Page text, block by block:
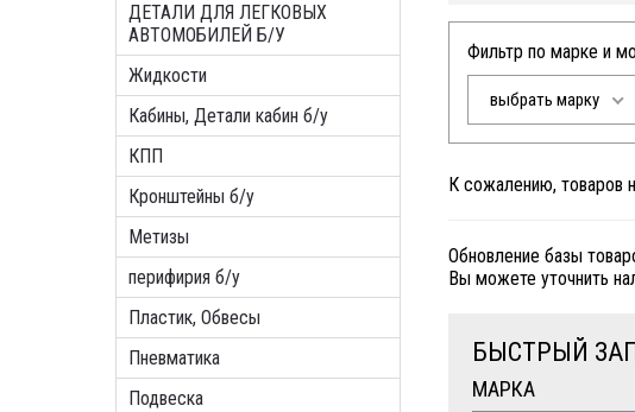
ДЕТАЛИ ДЛЯ ЛЕГКОВЫХ
АВТОМОБИЛЕЙ Б/У
Жидкости
Кабины, Детали кабин б/у
КПП
Кронштейны б/у
Метизы
перифирия б/у
Пластик, Обвесы
Пневматика
Подвеска
Фильтр по марке и
выбрать марку
К сожалению, товаров
Обновление базы
Вы можете уточнить
БЫСТРЫЙ
МАРКА